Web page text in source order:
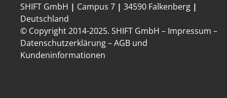
SHIFT GmbH | Campus 7 | 34590 Falkenberg |
Deutschland
© Copyright 2014-2025. SHIFT GmbH – Impressum –
Datenschutzerklärung–AGB und
Kundeninformationen